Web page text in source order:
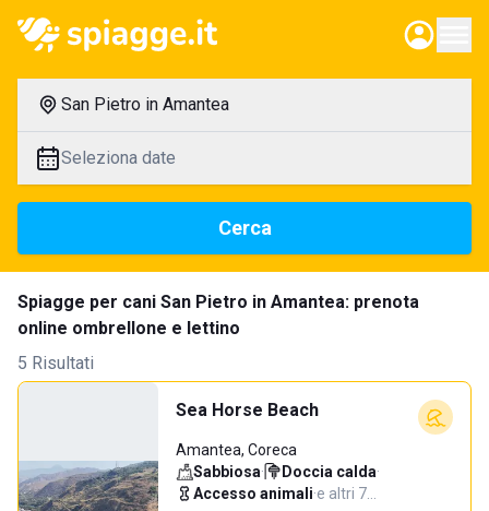
San Pietro in Amantea
Seleziona date
Cerca
Spiagge per cani San Pietro in Amantea: prenota
online ombrellone e lettino
5 Risultati
Sea Horse Beach
Amantea, Coreca
Sabbiosa· Doccia calda·
Accesso animali·e altri 7…